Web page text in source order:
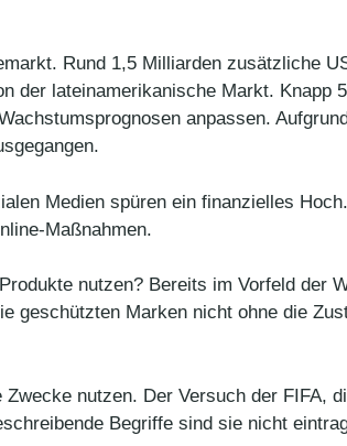
Rund 1,5 Milliarden zusätzliche
der lateinamerikanische Markt. Knapp
anpassen.
Medien spüren ein finanzielles
Maßnahmen.
nutzen? Bereits im Vorfeld der
geschützten Marken nicht ohne die
nutzen. Der Versuch der FIFA,
Begriffe sind sie nicht